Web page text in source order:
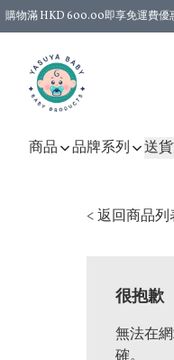
購物滿 HKD 600.00即享免運費優
商品 品牌系列 送
< 返回商品列
很抱歉
無法在